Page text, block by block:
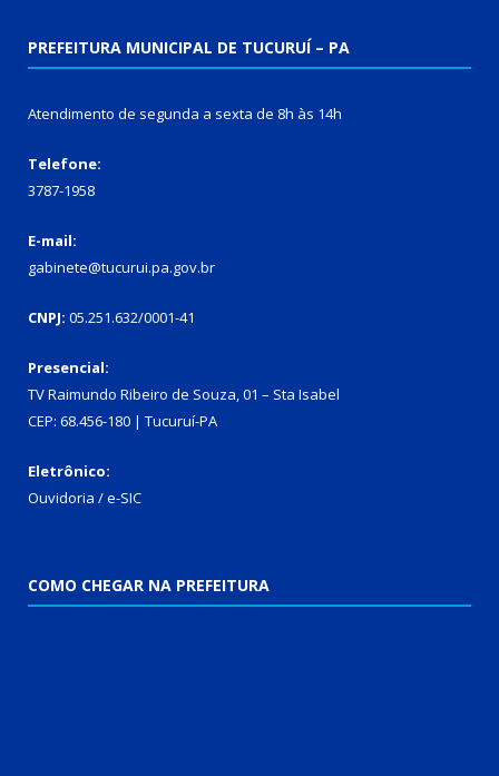
PREFEITURA MUNICIPAL DE TUCURUÍ – PA
Atendimento de segunda a sexta de 8h às 14h
Telefone:
3787-1958
E-mail:
gabinete@tucurui.pa.gov.br
CNPJ: 05.251.632/0001-41
Presencial:
TV Raimundo Ribeiro de Souza, 01 – Sta Isabel
CEP: 68.456-180 | Tucuruí-PA
Eletrônico:
Ouvidoria /e-SIC
COMO CHEGAR NA PREFEITURA